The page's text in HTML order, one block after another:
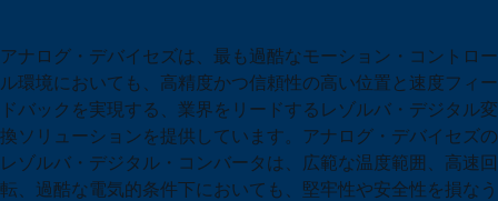
アナログ・デバイセズは、最も過酷なモーション・コントロー
ル環境においても、高精度かつ信頼性の高い位置と速度フィー
ドバックを実現する、業界をリードするレゾルバ・デジタル変
換ソリューションを提供しています。アナログ・デバイセズの
レゾルバ・デジタル・コンバータは、広範な温度範囲、高速回
転、過酷な電気的条件下においても、堅牢性や安全性を損なう